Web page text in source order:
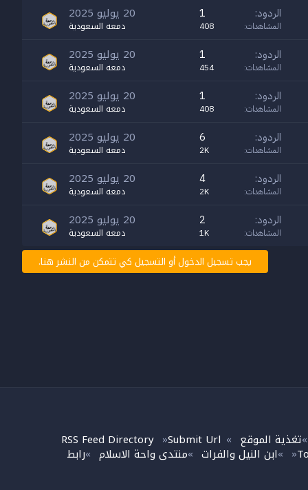
الردود
1
المشاهدات 408
20 يوليو 2025
دمعه السعودية
الردود
1
المشاهدات 454
20 يوليو 2025
دمعه السعودية
الردود
1
المشاهدات 408
20 يوليو 2025
دمعه السعودية
الردود
6
المشاهدات 2K
20 يوليو 2025
دمعه السعودية
الردود
4
المشاهدات 2K
20 يوليو 2025
دمعه السعودية
الردود
2
المشاهدات 1K
20 يوليو 2025
دمعه السعودية
يجب تسجيل الدخول أو التسجيل كي تتمكن من النشر هنا.
تغذية الموقع »
RSS Feed Directory»Submit Url
»
»ابن النيل والفرات »منتدى واحة الاسلام »رابط